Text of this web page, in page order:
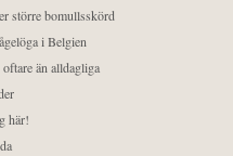
större bomullsskörd
i Belgien
än alldagliga
här!